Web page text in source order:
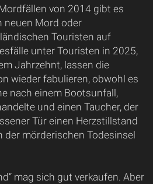
von 2014 gibt es
neuen Mord oder
Touristen auf
unter Touristen in 2025,
Jahrzehnt, lassen die
wieder fabulieren, obwohl es
nach einem Bootsunfall,
und einen Taucher, der
Tür einen Herzstillstand
der mörderischen Todesinsel
mag sich gut verkaufen. Aber